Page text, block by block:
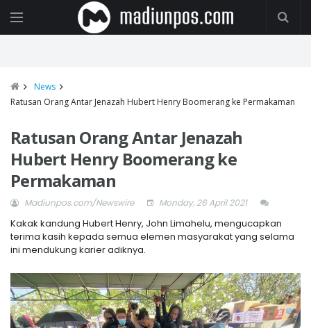
News
Ratusan Orang Antar Jenazah Hubert Henry Boomerang ke Permakaman
Ratusan Orang Antar Jenazah
Hubert Henry Boomerang ke
Permakaman
Madiunpos.com/Newswire Monday, 26 April 2021
Kakak kandung Hubert Henry, John Limahelu, mengucapkan
terima kasih kepada semua elemen masyarakat yang selama
ini mendukung karier adiknya.